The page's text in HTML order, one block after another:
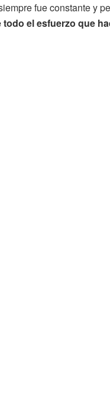
fue constante y
el esfuerzo que